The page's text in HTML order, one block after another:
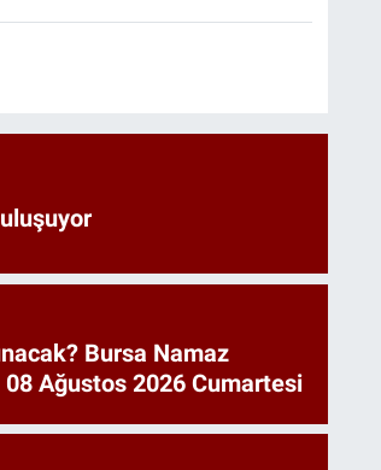
Bursa Namaz
Ağustos 2026 Cumartesi